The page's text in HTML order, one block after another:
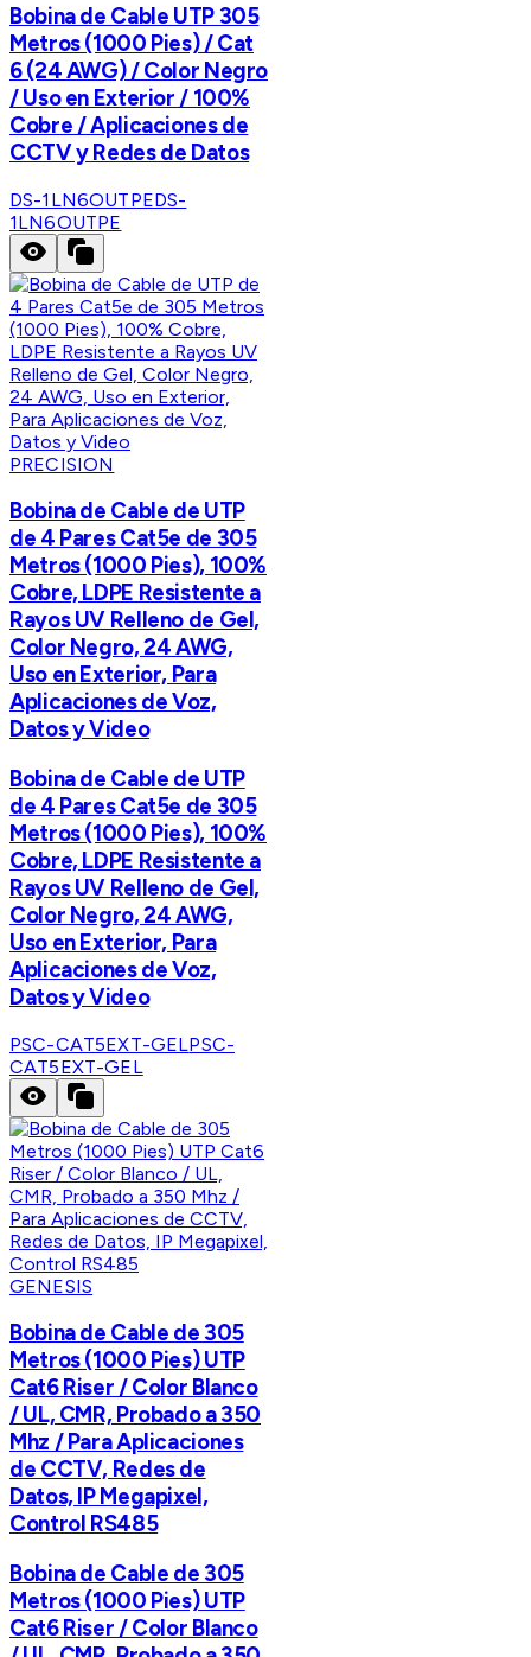
Bobina de Cable UTP 305
Metros (1000 Pies) / Cat
6 (24 AWG) / Color Negro
/ Uso en Exterior / 100%
Cobre / Aplicaciones de
CCTV y Redes de Datos
DS-1LN6OUTPEDS-
1LN6OUTPE
PRECISION
Bobina de Cable de UTP
de 4 Pares Cat5e de 305
Metros (1000 Pies), 100%
Cobre, LDPE Resistente a
Rayos UV Relleno de Gel,
Color Negro, 24 AWG,
Uso en Exterior, Para
Aplicaciones de Voz,
Datos y Video
Bobina de Cable de UTP
de 4 Pares Cat5e de 305
Metros (1000 Pies), 100%
Cobre, LDPE Resistente a
Rayos UV Relleno de Gel,
Color Negro, 24 AWG,
Uso en Exterior, Para
Aplicaciones de Voz,
Datos y Video
PSC-CAT5EXT-GELPSC-
CAT5EXT-GEL
GENESIS
Bobina de Cable de 305
Metros (1000 Pies) UTP
Cat6 Riser / Color Blanco
/ UL, CMR, Probado a 350
Mhz / Para Aplicaciones
de CCTV, Redes de
Datos, IP Megapixel,
Control RS485
Bobina de Cable de 305
Metros (1000 Pies) UTP
Cat6 Riser / Color Blanco